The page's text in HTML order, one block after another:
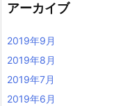
アーカイブ
2019年9月
2019年8月
2019年7月
2019年6月